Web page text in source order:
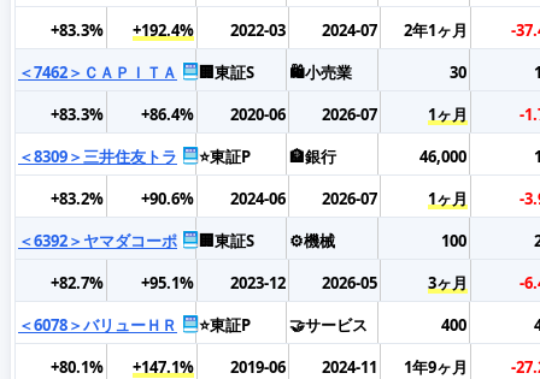
+83.3%
+192.4% 2022-03 2024-07 2年1ヶ月
-
＜7462＞ＣＡＰＩＴＡ
🏢東証S 🛍️小売業 30
+83.3%
+86.4% 2020-06 2026-07 1ヶ月
-
＜8309＞三井住友トラ
⭐東証P 🏦銀行 46,000
+83.2%
+90.6% 2024-06 2026-07 1ヶ月
-
＜6392＞ヤマダコーポ
🏢東証S ⚙️機械 100
+82.7%
+95.1% 2023-12 2026-05 3ヶ月
-
＜6078＞バリューＨＲ
⭐東証P 🤝サービス 400
+80.1%
+147.1% 2019-06 2024-11 1年9ヶ月
-